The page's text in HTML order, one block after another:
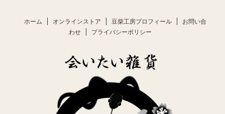
ホーム オンラインストア 豆柴工房プロフィール
お問い合
わせ
プライバシーポリシー